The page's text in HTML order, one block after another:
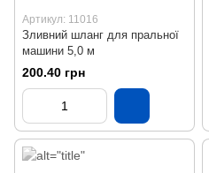
Артикул: 11016
Зливний шланг для пральної
машини 5,0 м
200.40 грн